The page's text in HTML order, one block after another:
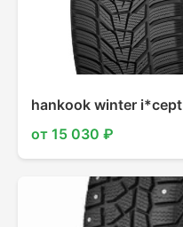
hankook winter
от 15 030 ₽